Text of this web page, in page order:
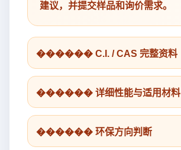
建议，并提交样品和询价需求。
������ C.I. / CAS 完整资料
������ 详细性能与适用材料
������ 环保方向判断